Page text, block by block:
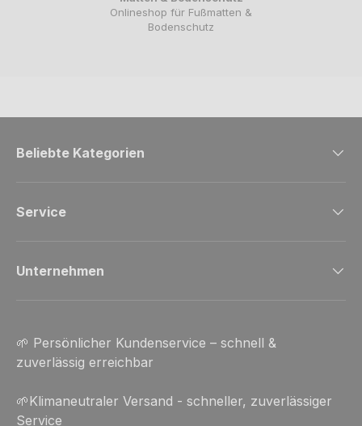
Onlineshop für Fußmatten &
Bodenschutz
Beliebte Kategorien
Service
Unternehmen
🌱 Persönlicher Kundenservice – schnell &
zuverlässig erreichbar
🌱Klimaneutraler Versand - schneller, zuverlässiger
Service